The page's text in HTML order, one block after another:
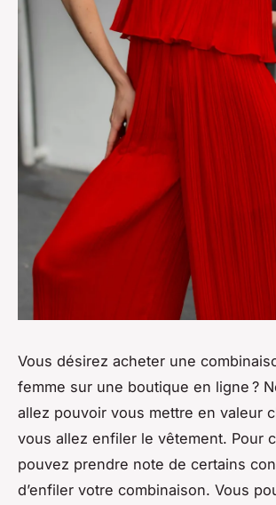
Vous désirez acheter une
femme sur une boutique en ligne ?
allez pouvoir vous mettre en valeur
vous allez enfiler le vêtement. Pour
pouvez prendre note de certains
d’enfiler votre combinaison. Vous